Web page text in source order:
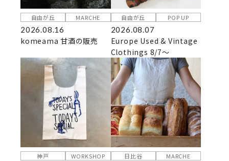
自由が丘 MARCHE
2026.08.16
komeama 甘酒の販売
自由が丘 POP UP
2026.08.07
Europe Used & Vintage
Clothings 8/7～
神戸 WORKSHOP 日比谷 MARCHE